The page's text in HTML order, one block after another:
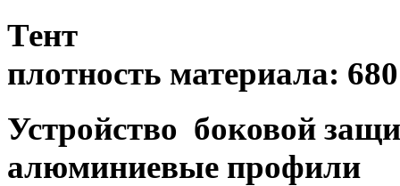
Тент
плотность материала:
Устройство боковой
алюминиевые профили